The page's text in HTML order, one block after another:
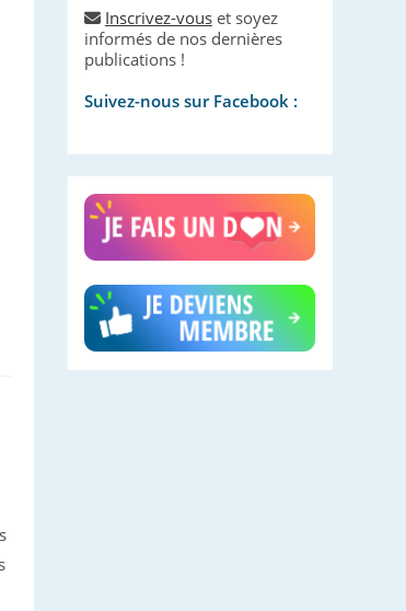
Inscrivez-vouset soyez
informés de nos dernières
publications !
Suivez-nous sur Facebook :